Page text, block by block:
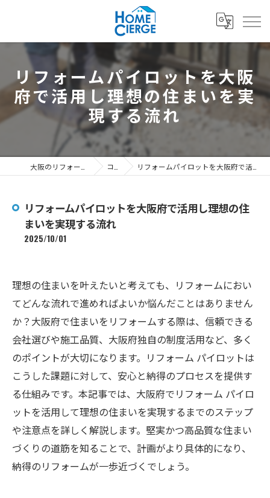
リフォームパイロットを大阪
府で活用し理想の住まいを実
現する流れ
コラム リフォームパイロットを大阪府で活用し理想の住まいを実現する流れ
リフォームパイロットを大阪府で活用し理想の住
まいを実現する流れ
2025/10/01
理想の住まいを叶えたいと考えても、リフォームにおい
てどんな流れで進めればよいか悩んだことはありません
か？大阪府で住まいをリフォームする際は、信頼できる
会社選びや施工品質、大阪府独自の制度活用など、多く
のポイントが大切になります。リフォーム パイロットは
こうした課題に対して、安心と納得のプロセスを提供す
る仕組みです。本記事では、大阪府でリフォーム パイロ
ットを活用して理想の住まいを実現するまでのステップ
や注意点を詳しく解説します。堅実かつ高品質な住まい
づくりの道筋を知ることで、計画がより具体的になり、
納得のリフォームが一歩近づくでしょう。